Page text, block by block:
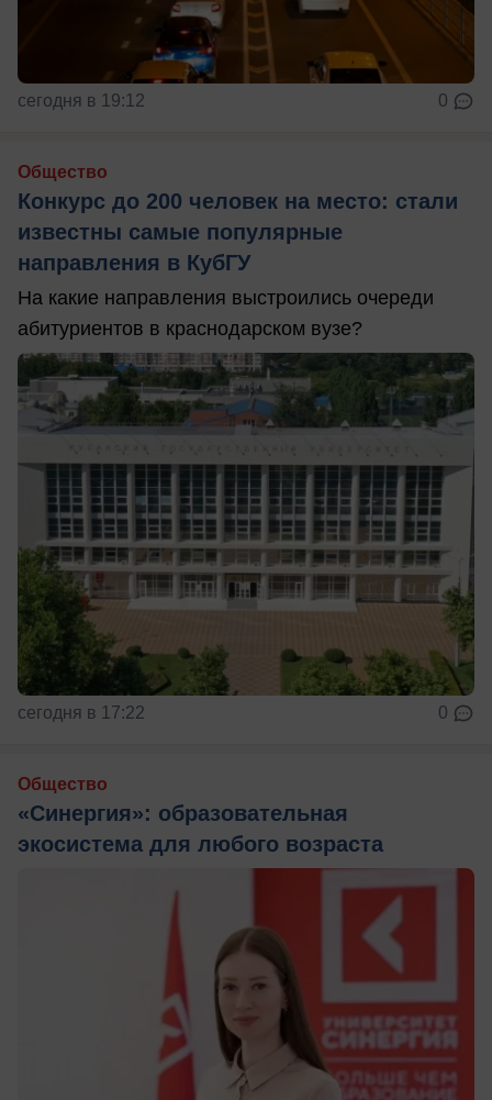
сегодня в 19:12 0
Общество
Конкурс до 200 человек на место: стали
известны самые популярные
направления в КубГУ
На какие направления выстроились очереди
абитуриентов в краснодарском вузе?
сегодня в 17:22 0
Общество
«Синергия»: образовательная
экосистема для любого возраста